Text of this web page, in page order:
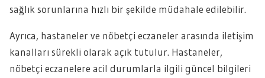
sağlık sorunlarına hızlı bir şekilde müdahale edilebilir.
Ayrıca, hastaneler ve nöbetçi eczaneler arasında iletişim
kanalları sürekli olarak açık tutulur. Hastaneler,
nöbetçi eczanelere acil durumlarla ilgili güncel bilgileri